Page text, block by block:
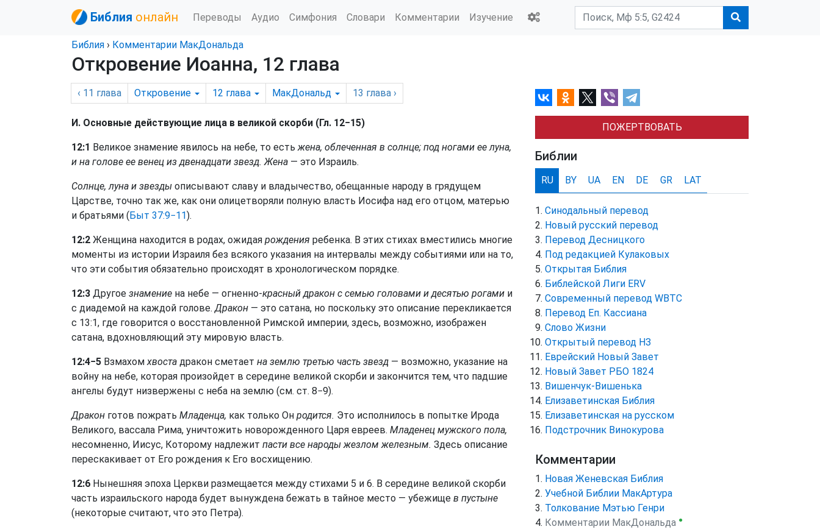
Библия онлайн Переводы Аудио Симфония Словари Комментарии Изучение
Библия › Комментарии МакДональда
Откровение Иоанна, 12 глава
‹ 11 глава Откровение 12 глава МакДональд 13 глава ›
И. Основные действующие лица в великой скорби (Гл. 12−15)
12:1 Великое знамение явилось на небе, то естьжена, облеченная в солнце; под ногами ее луна,
и на голове ее венец из двенадцати звезд. Жена — это Израиль.
Солнце, луна и звезды описывают славу и владычество, обещанные народу в грядущем
Царстве, точно так же, как они олицетворяли полную власть Иосифа над его отцом, матерью
и братьями (Быт 37:9−11).
12:2 Женщина находится в родах, ожидая рождения ребенка. В этих стихах вместились многие
моменты из истории Израиля без всякого указания на интервалы между событиями или на то,
что эти события обязательно происходят в хронологическом порядке.
12:3 Другое знамение на небе — огненно-красный дракон с семью головами и десятью рогами и
с диадемой на каждой голове.Дракон — это сатана, но поскольку это описание перекликается
с 13:1, где говорится о восстановленной Римской империи, здесь, возможно, изображен
сатана, вдохновляющий эту мировую власть.
12:4−5 Взмахомхвоста дракон сметает на землю третью часть звезд — возможно, указание на
войну на небе, которая произойдет в середине великой скорби и закончится тем, что падшие
ангелы будут низвержены с неба на землю (см. ст. 8−9).
Дракон готов пожрать Младенца, как только Он родится. Это исполнилось в попытке Ирода
Великого, вассала Рима, уничтожить новорожденного Царя евреев. Младенец мужского пола,
несомненно, Иисус, Которому надлежит пасти все народы жезлом железным. Здесь описание
перескакивает от Его рождения к Его восхищению.
12:6 Нынешняя эпоха Церкви размещается между стихами 5 и 6. В середине великой скорби
часть израильского народа будет вынуждена бежать в тайное место — убежище в пустыне
(некоторые считают, что это Петра).
ПОЖЕРТВОВАТЬ
Библии
RU BY UA EN DE GR LAT
Синодальный перевод
Новый русский перевод
Перевод Десницкого
Под редакцией Кулаковых
Открытая Библия
Библейской Лиги ERV
Cовременный перевод WBTC
Перевод Еп. Кассиана
Слово Жизни
Открытый перевод НЗ
Еврейский Новый Завет
Новый Завет РБО 1824
Вишенчук-Вишенька
Елизаветинская Библия
Елизаветинская на русском
Подстрочник Винокурова
Комментарии
Новая Женевская Библия
Учебной Библии МакАртура
Толкование Мэтью Генри
Комментарии МакДональда ●